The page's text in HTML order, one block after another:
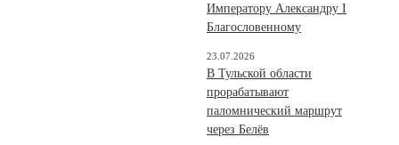
Императору Александру I
Благословенному
В Тульской области
прорабатывают
паломнический маршрут
через Белёв
23.07.2026